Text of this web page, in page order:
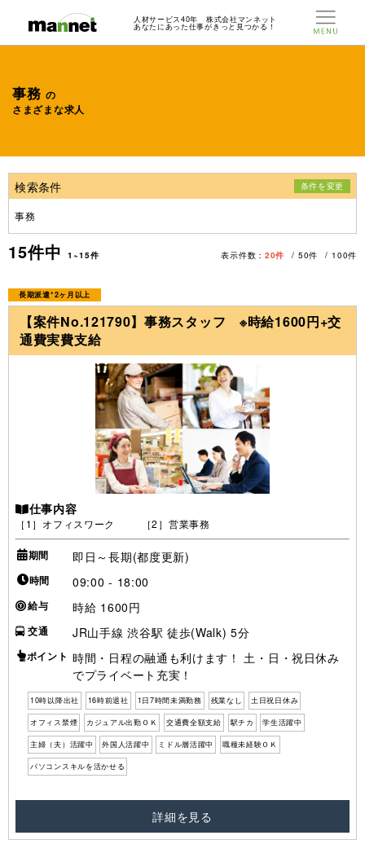
人材サービス40年 株式会社マンネット
あなたにあった仕事がきっと見つかる！
事務の
さまざまな求人
検索条件 条件を変更
事務
15件中 1~15件 表示件数： 20件 50件 100件
長期派遣*2ヶ月以上
【案件No.121790】事務スタッフ ※時給1600円+交
通費実費支給
仕事内容
［1］オフィスワーク ［2］営業事務
期間 即日～長期(都度更新)
時間 09:00 - 18:00
給与 時給 1600円
交通 JR山手線 渋谷駅 徒歩(Walk) 5分
ポイント 時間・日程の融通も利けます！ 土・日・祝日休み
でプライベート充実！
10時以降出社 16時前退社 1日7時間未満勤務 残業なし 土日祝日休み
オフィス禁煙 カジュアル出勤ＯＫ 交通費全額支給 駅チカ 学生活躍中
主婦（夫）活躍中 外国人活躍中 ミドル層活躍中 職種未経験ＯＫ
パソコンスキルを活かせる
詳細を見る